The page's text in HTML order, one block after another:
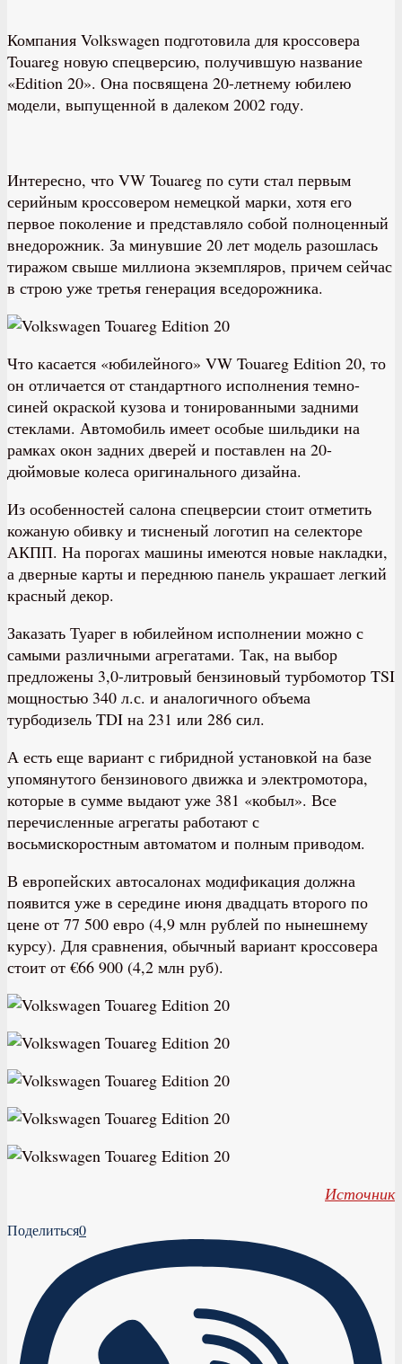
Компания Volkswagen подготовила для кроссовера
Touareg новую спецверсию, получившую название
«Edition 20». Она посвящена 20-летнему юбилею
модели, выпущенной в далеком 2002 году.
Интересно, что VW Touareg по сути стал первым
серийным кроссовером немецкой марки, хотя его
первое поколение и представляло собой полноценный
внедорожник. За минувшие 20 лет модель разошлась
тиражом свыше миллиона экземпляров, причем сейчас
в строю уже третья генерация вседорожника.
Что касается «юбилейного» VW Touareg Edition 20, то
он отличается от стандартного исполнения темно-
синей окраской кузова и тонированными задними
стеклами. Автомобиль имеет особые шильдики на
рамках окон задних дверей и поставлен на 20-
дюймовые колеса оригинального дизайна.
Из особенностей салона спецверсии стоит отметить
кожаную обивку и тисненый логотип на селекторе
АКПП. На порогах машины имеются новые накладки,
а дверные карты и переднюю панель украшает легкий
красный декор.
Заказать Туарег в юбилейном исполнении можно с
самыми различными агрегатами. Так, на выбор
предложены 3,0-литровый бензиновый турбомотор TSI
мощностью 340 л.с. и аналогичного объема
турбодизель TDI на 231 или 286 сил.
А есть еще вариант с гибридной установкой на базе
упомянутого бензинового движка и электромотора,
которые в сумме выдают уже 381 «кобыл». Все
перечисленные агрегаты работают с
восьмискоростным автоматом и полным приводом.
В европейских автосалонах модификация должна
появится уже в середине июня двадцать второго по
цене от 77 500 евро (4,9 млн рублей по нынешнему
курсу). Для сравнения, обычный вариант кроссовера
стоит от €66 900 (4,2 млн руб).
Источник
Поделиться0